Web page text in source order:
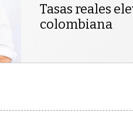
Tasas reales
colombiana